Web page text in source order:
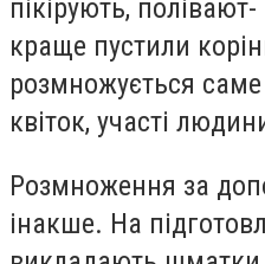
пікірують,
краще пустили
розмножується
квіток, участі
Розмноження за
інакше. На